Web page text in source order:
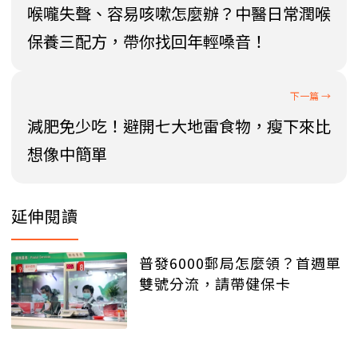
喉嚨失聲、容易咳嗽怎麼辦？中醫日常潤喉
保養三配方，帶你找回年輕嗓音！
減肥免少吃！避開七大地雷食物，瘦下來比
想像中簡單
延伸閱讀
普發6000郵局怎麼領？首週單
雙號分流，請帶健保卡